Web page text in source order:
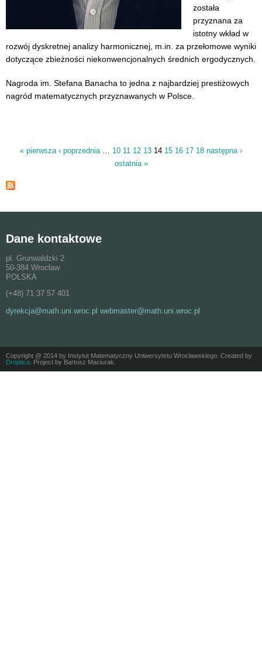
została
przyznana za
istotny wkład w
rozwój dyskretnej analizy harmonicznej, m.in. za przełomowe wyniki
dotyczące zbieżności niekonwencjonalnych średnich ergodycznych.
Nagroda im. Stefana Banacha to jedna z najbardziej prestiżowych
nagród matematycznych przyznawanych w Polsce.
« pierwsza ‹ poprzednia 10 11 12 13 14 15 16 17 18 następna ›
ostatnia »
Dane kontaktowe
pl. Grunwaldzki 2
50-384 Wrocław
POLSKA
(+48) 71 37 57 401
dyrekcja@math.uni.wroc.pl webmaster@math.uni.wroc.pl
Copyright @ 2014 by Instytut Matematyczny Uniwersytetu Wrocławskiego. Created by
Droptica . Project by Bartosz Maciurak.